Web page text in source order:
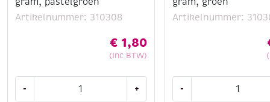
Artikelnummer: 310308
€ 1,80
(Inc BTW)
- +
Artikelnummer:
-